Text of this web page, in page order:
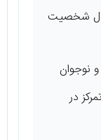
شخصیت
نوجوان
در